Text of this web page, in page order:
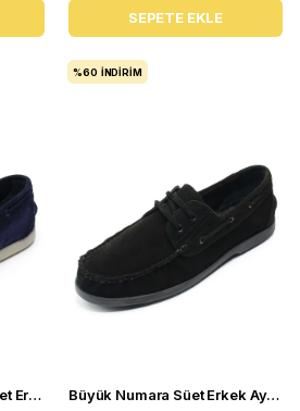
SEPETE EKLE
Büyük Numara Yazlık Süet Erkek Ayakkabısı -Utkan001 Lacivert Süet Büyük Numara Süet Erkek Ayakkabısı Utkan001 Siyah Süet
%60 İNDIRIM